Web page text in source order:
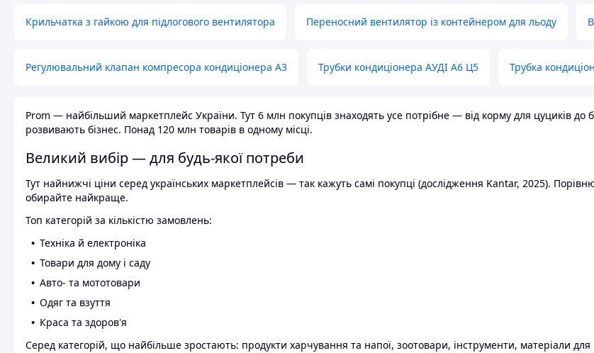
Крильчатка з гайкою для підлогового вентилятора Переносний вентилятор із контейнером для льоду
Регулювальний клапан компресора кондиціонера А3 Трубки кондиціонера АУДІ А6 Ц5 Трубка
Prom — найбільший маркетплейс України. Тут 6 млн покупців знаходять усе потрібне — від корму для цуциків до
розвивають бізнес. Понад 120 млн товарів в одному місці.
Великий вибір — для будь-якої потреби
Тут найнижчі ціни серед українських маркетплейсів — так кажуть самі покупці (дослідження Kantar, 2025).
обирайте найкраще.
Топ категорій за кількістю замовлень:
Техніка й електроніка
Товари для дому і саду
Авто- та мототовари
Одяг та взуття
Краса та здоров'я
Серед категорій, що найбільше зростають: продукти харчування та напої, зоотовари, інструменти, матеріали для